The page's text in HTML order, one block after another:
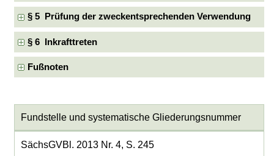
§ 5 Prüfung der zweckentsprechenden Verwendung
§ 6 Inkrafttreten
Fußnoten
Fundstelle und systematische Gliederungsnummer
SächsGVBl. 2013 Nr. 4, S. 245